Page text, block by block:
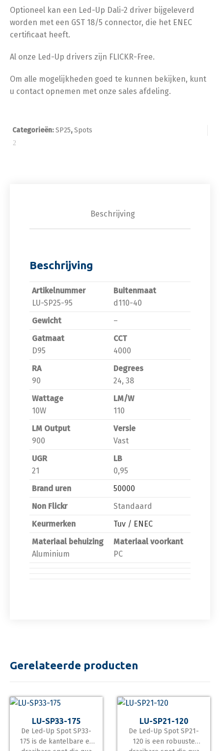
Optioneel kan een Led-Up Dali-2 driver bijgeleverd
worden met een GST 18/5 connector, die het ENEC
certificaat heeft.
Al onze Led-Up drivers zijn FLICKR-Free.
Om alle mogelijkheden goed te kunnen bekijken, kunt
u contact opnemen met onze sales afdeling.
Categorieën:SP25,Spots
Beschrijving
Beschrijving
Artikelnummer
LU-SP25-95
Buitenmaat
d110-40
Gewicht
–
Gatmaat
D95
CCT
4000
RA
90
Degrees
24, 38
Wattage
10W
LM/W
110
LM Output
900
Versie
Vast
UGR
21
LB
0,95
Brand uren
50000
Non Flickr
Standaard
Keurmerken
Tuv / ENEC
Materiaal behuizing
Aluminium
Materiaal voorkant
PC
Gerelateerde producten
LU-SP33-175
De Led-Up Spot SP33-
175 is de kantelbare en
LU-SP21-120
De Led-Up Spot SP21-
120 is een robuuste